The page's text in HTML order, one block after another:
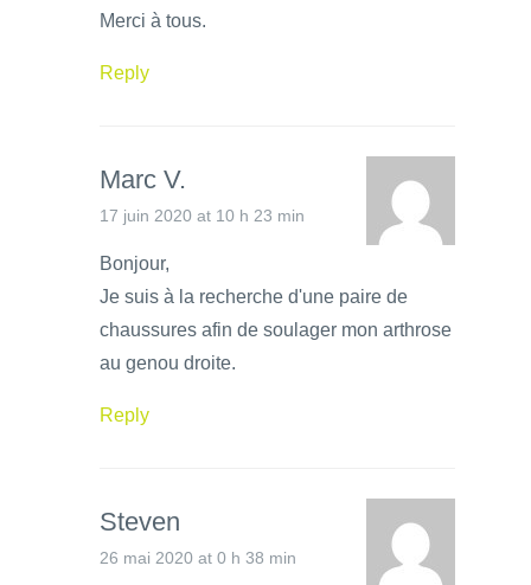
Merci à tous.
Reply
Marc V.
17 juin 2020 at 10 h 23 min
Bonjour,
Je suis à la recherche d'une paire de
chaussures afin de soulager mon arthrose
au genou droite.
Reply
Steven
26 mai 2020 at 0 h 38 min